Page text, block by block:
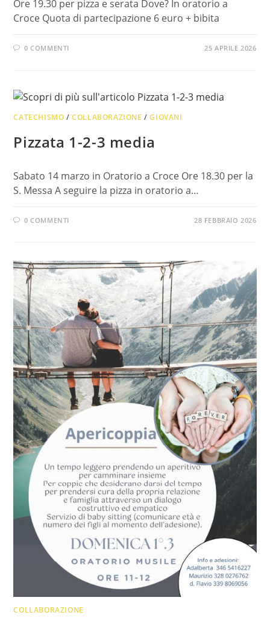
Ore 19.30 per pizza e serata Dove? In oratorio a
Croce Quota di partecipazione 6 euro + bibita
0 COMMENTI 25 APRILE 2026
CATECHISMO /COLLABORAZIONE /GIOVANI
Pizzata 1-2-3 media
Sabato 14 marzo in Oratorio a Croce Ore 18.30 per la
S. Messa A seguire la pizza in oratorio a…
0 COMMENTI 28 FEBBRAIO 2026
COLLABORAZIONE